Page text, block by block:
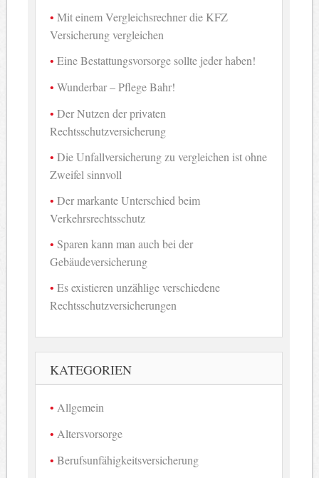
Mit einem Vergleichsrechner die KFZ
Versicherung vergleichen
Eine Bestattungsvorsorge sollte jeder haben!
Wunderbar – Pflege Bahr!
Der Nutzen der privaten
Rechtsschutzversicherung
Die Unfallversicherung zu vergleichen ist ohne
Zweifel sinnvoll
Der markante Unterschied beim
Verkehrsrechtsschutz
Sparen kann man auch bei der
Gebäudeversicherung
Es existieren unzählige verschiedene
Rechtsschutzversicherungen
KATEGORIEN
Allgemein
Altersvorsorge
Berufsunfähigkeitsversicherung